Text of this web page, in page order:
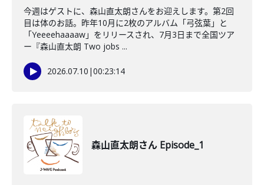
今週はゲストに、森山直太朗さんをお迎えします。第2回
目は体のお話。昨年10月に2枚のアルバム「弓弦葉」と
「Yeeeehaaaaw」をリリースされ、7月3日まで全国ツア
ー『森山直太朗 Two jobs ...
2026.07.10 |00:23:14
森山直太朗さん Episode_1